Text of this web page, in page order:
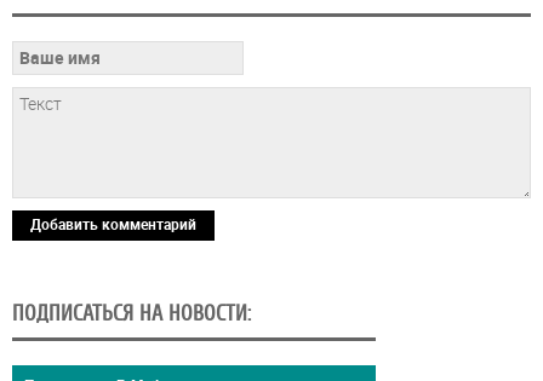
Добавить комментарий
ПОДПИСАТЬСЯ НА НОВОСТИ: